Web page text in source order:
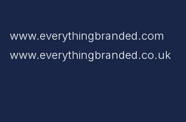
www.everythingbranded.com
www.everythingbranded.co.uk